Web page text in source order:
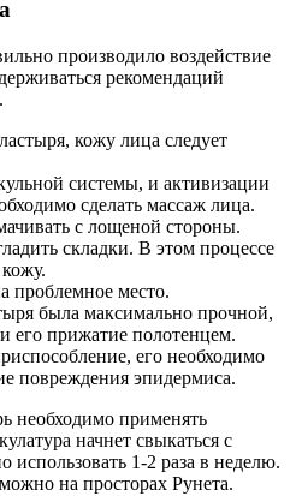
производило воздействие
рекомендаций
кожу лица следует
системы, и активизации
сделать массаж лица.
с лощеной стороны.
складки. В этом процессе
проблемное место.
была максимально прочной,
его прижатие полотенцем.
его необходимо
повреждения эпидермиса.
необходимо применять
начнет свыкаться с
1-2 раза в неделю.
на просторах Рунета.